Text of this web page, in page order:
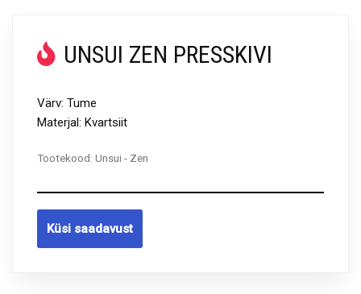
UNSUI ZEN PRESSKIVI
Värv: Tume
Materjal: Kvartsiit
Tootekood: Unsui - Zen
Küsi saadavust